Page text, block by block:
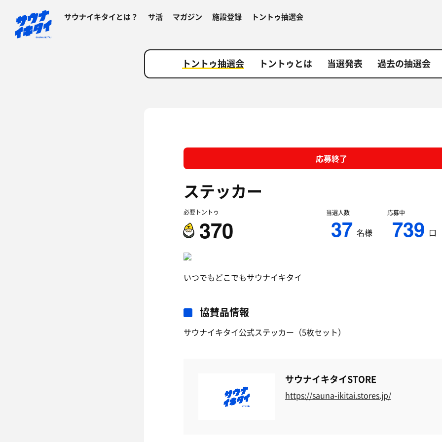
サウナイキタイとは？ サ活 マガジン 施設登録 トントゥ抽選会
トントゥ抽選会 トントゥとは 当選発表 過去の抽選会
応募終了
ステッカー
必要トントゥ
370
当選人数
37 名様
応募中
739 口
いつでもどこでもサウナイキタイ
協賛品情報
サウナイキタイ公式ステッカー（5枚セット）
サウナイキタイSTORE
https://sauna-ikitai.stores.jp/